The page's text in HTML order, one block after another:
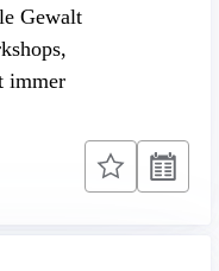
Gewalt
immer